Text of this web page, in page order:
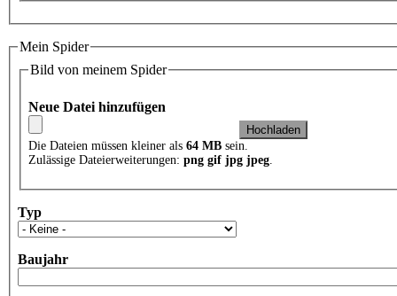
Mein Spider
Bild von meinem Spider
Neue Datei hinzufügen
Die Dateien müssen kleiner als 64 MB sein.
Zulässige Dateierweiterungen: png gif jpg jpeg.
Typ
Baujahr